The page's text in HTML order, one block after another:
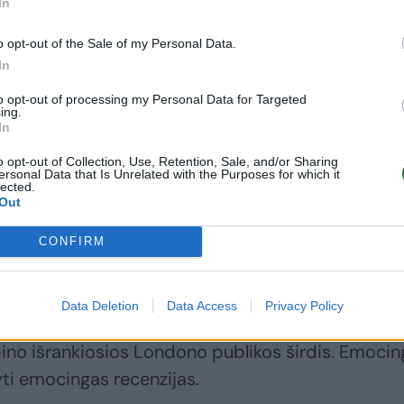
opt-out of the Sale of my Personal Data.
opt-out of processing my Personal Data for Targeted
opt-out of Collection, Use, Retention, Sale, and/or Sharing
Data that Is Unrelated with the Purposes for which it
CONFIRM
Data Deletion Data Access Privacy Policy
prieš dešimt metų pirmą kartą įkūnijo
operoje Stokholme ir jau tada buvo
šioje operoje, režisuotoje Franco Zeffirelli,
auditorijai Italijoje.
Garden“, kiekvieną vakarą stebint
dar gilesnes emocijas, pademonstruoti
išrankiosios Londono publikos širdis.
emocingas recenzijas.